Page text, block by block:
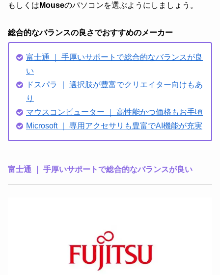
もしくは Mouseのパソコンを選ぶようにしましょう。
総合的なバランスの良さでおすすめのメーカー
富士通 ｜ 手厚いサポートで総合的なバランスが良
い
ドスパラ ｜ 選択肢が豊富でクリエイター向けもあ
り
マウスコンピューター ｜ 高性能かつ価格もお手頃
Microsoft ｜ 専用アクセサリも豊富でAI機能が充実
富士通 ｜ 手厚いサポートで総合的なバランスが良い